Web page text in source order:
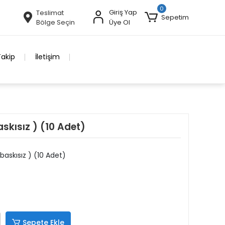
Teslimat
Bölge Seçin
Giriş Yap
Üye Ol
0
Sepetim
İletişim
) (10 Adet)
) (10 Adet)
Sepete Ekle